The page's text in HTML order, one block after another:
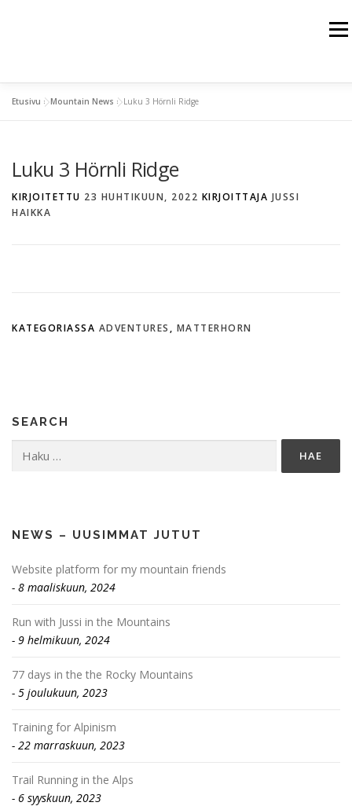
SPORT TRAINING WEBSHOP
BUSINESS PARTNERS
Etusivu »Mountain News »Luku 3 Hörnli Ridge
Luku 3 Hörnli Ridge
KIRJOITETTU 23 HUHTIKUUN, 2022 KIRJOITTAJA JUSSI
HAIKKA
KATEGORIASSA ADVENTURES , MATTERHORN
SEARCH
Haku:
NEWS – UUSIMMAT JUTUT
Website platform for my mountain friends
8 maaliskuun, 2024
Run with Jussi in the Mountains
9 helmikuun, 2024
77 days in the the Rocky Mountains
5 joulukuun, 2023
Training for Alpinism
22 marraskuun, 2023
Trail Running in the Alps
6 syyskuun, 2023